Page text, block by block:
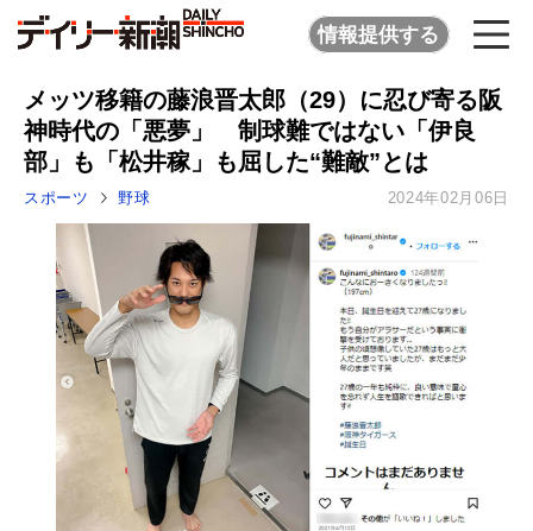
情報提供する
メッツ移籍の藤浪晋太郎（29）に忍び寄る阪
神時代の「悪夢」 制球難ではない「伊良
部」も「松井稼」も屈した“難敵”とは
スポーツ 野球 2024年02月06日